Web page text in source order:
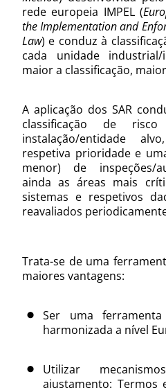
rede europeia IMPEL (
the Implementation and
Law) e conduz à
cada unidade
maior a classificação,
A aplicação dos SAR
classificação de
instalação/entidade
respetiva prioridade e
menor) de inspeções/
ainda as áreas mais
sistemas e respetivos
reavaliados
Trata-se de uma
maiores vantagens:
Ser uma
harmonizada a nível
Utilizar
ajustamento: Termos